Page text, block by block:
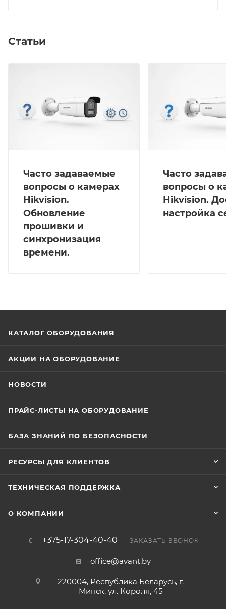
Статьи
Часто задаваемые
вопросы о камерах
Hikvision.
Обновление
прошивки и
синхронизация
времени.
Часто
вопросы о
Hikvision.
настройка
КАТАЛОГ ОБОРУДОВАНИЯ
АКЦИИ НА ОБОРУДОВАНИЕ
НОВОСТИ
ПРАЙС-ЛИСТЫ НА ОБОРУДОВАНИЕ
БАЗА ЗНАНИЙ ПО БЕЗОПАСНОСТИ
РЕСУРСЫ ДЛЯ КЛИЕНТОВ
ТЕХНИЧЕСКАЯ ПОДДЕРЖКА
О КОМПАНИИ
+375-17-304-40-40 ЗАКАЗАТЬ ЗВОНОК
office@avant.by
220004, Республика Беларусь, г.
Минск, ул. Короля, 45